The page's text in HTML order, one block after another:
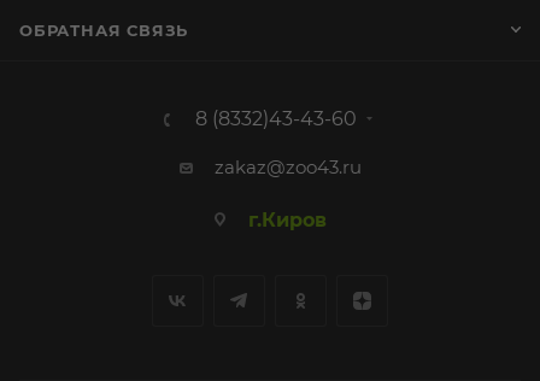
ОБРАТНАЯ СВЯЗЬ
8 (8332)43-43-60
zakaz@zoo43.ru
г.Киров